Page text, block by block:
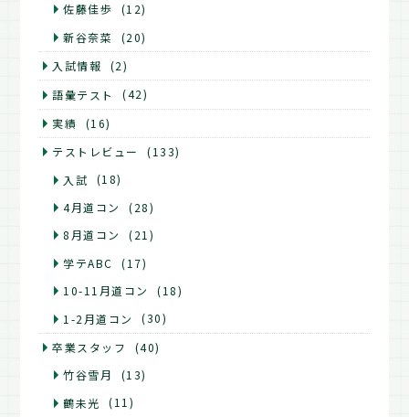
佐藤佳歩
(12)
新谷奈菜
(20)
入試情報
(2)
語彙テスト
(42)
実績
(16)
テストレビュー
(133)
入試
(18)
4月道コン
(28)
8月道コン
(21)
学テABC
(17)
10-11月道コン
(18)
1-2月道コン
(30)
卒業スタッフ
(40)
竹谷雪月
(13)
鶴未光
(11)